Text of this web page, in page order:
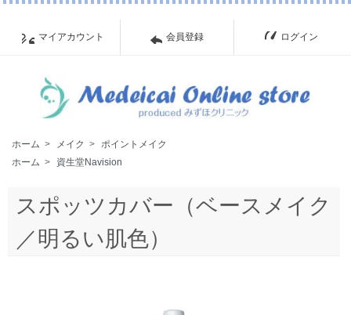
マイアカウント 会員登録 ログイン
ホーム > メイク > ポイントメイク
ホーム > 資生堂Navision
スポッツカバー（ベースメイク
／明るい肌色）